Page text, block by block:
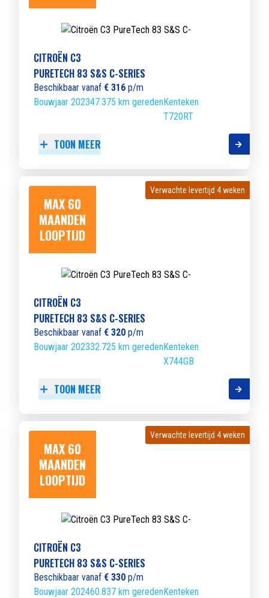
CITROËN C3
PURETECH 83 S&S C-SERIES
Beschikbaar vanaf € 316 p/m
Bouwjaar 202347.375 km geredenKenteken
T720RT
TOON MEER
MAX 60
MAANDEN
LOOPTIJD
Verwachte levertijd 4 weken
Verwachte levertijd 4 weken
CITROËN C3
PURETECH 83 S&S C-SERIES
Beschikbaar vanaf € 320 p/m
Bouwjaar 202332.725 km geredenKenteken
X744GB
TOON MEER
MAX 60
MAANDEN
LOOPTIJD
Verwachte levertijd 4 weken
Verwachte levertijd 4 weken
CITROËN C3
PURETECH 83 S&S C-SERIES
Beschikbaar vanaf € 330 p/m
Bouwjaar 202460.837 km geredenKenteken